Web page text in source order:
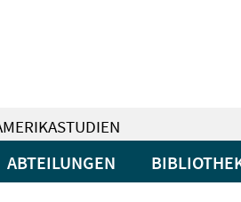
ABTEILUNGEN